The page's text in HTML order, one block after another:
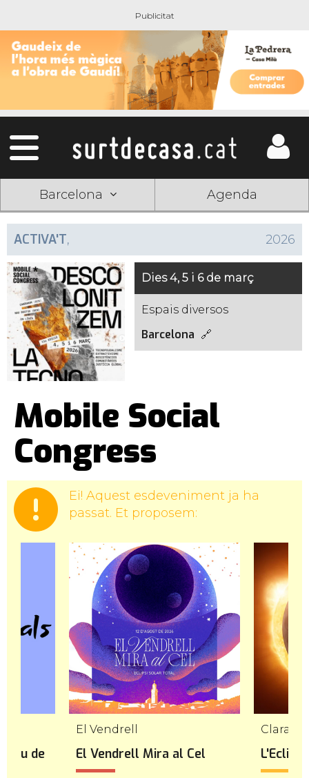
Barcelona Agenda
ACTIVA'T, 2026
Dies 4, 5 i 6 de març
Espais diversos
Barcelona
Mobile Social
Congress
Ei! Aquest esdeveniment ja ha
passat. Et proposem:
de
El Vendrell
El Vendrell Mira al Cel